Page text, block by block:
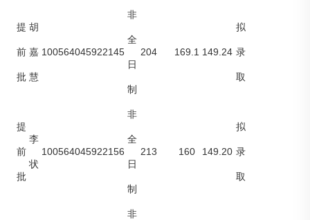
提
前
批
胡
嘉
慧
100564045922145
非
全
日
制
204 169.1 149.24
拟
录
取
提
前
批
李
状
100564045922156
非
全
日
制
213 160 149.20
拟
录
取
非